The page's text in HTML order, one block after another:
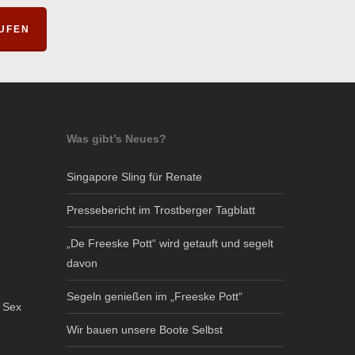
Was gibt’s Neues?
Singapore Sling für Renate
Pressebericht im Trostberger Tagblatt
„De Freeske Pott“ wird getauft und segelt
davon
Segeln genießen im „Freeske Pott“
Wir bauen unsere Boote Selbst